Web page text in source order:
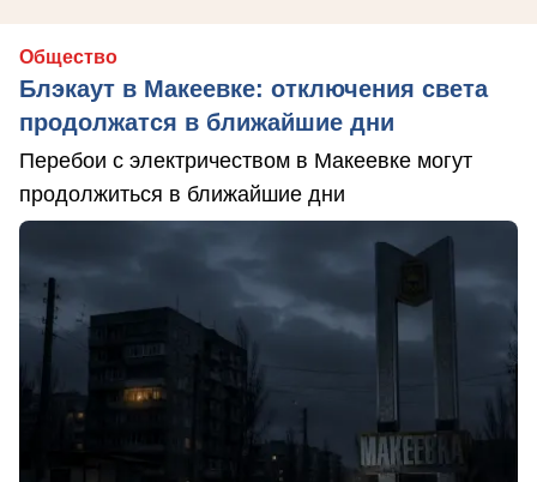
Общество
Блэкаут в Макеевке: отключения света
продолжатся в ближайшие дни
Перебои с электричеством в Макеевке могут
продолжиться в ближайшие дни